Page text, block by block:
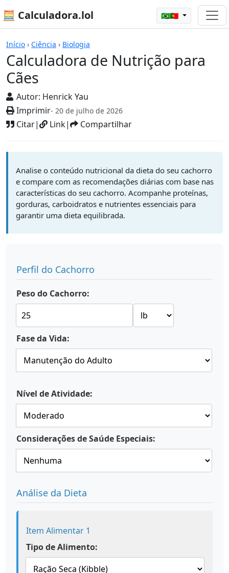
🧮 Calculadora.lol 🇧🇷🇵🇹
Início › Ciência › Biologia
Calculadora de Nutrição para
Cães
Autor: Henrick Yau
Imprimir- 20 de julho de 2026
Citar| Link| Compartilhar
Calculadoras
Analise o conteúdo nutricional da dieta do seu cachorro
e compare com as recomendações diárias com base nas
características do seu cachorro. Acompanhe proteínas,
gorduras, carboidratos e nutrientes essenciais para
garantir uma dieta equilibrada.
Perfil do Cachorro
Peso do Cachorro:
Fase da Vida:
Nível de Atividade:
Considerações de Saúde Especiais:
Análise da Dieta
Item Alimentar 1
Tipo de Alimento: